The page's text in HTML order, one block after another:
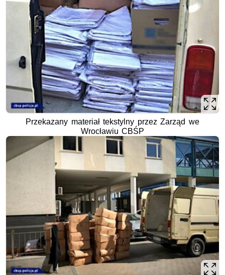
Przekazany materiał tekstylny przez Zarząd we
Wrocławiu CBŚP